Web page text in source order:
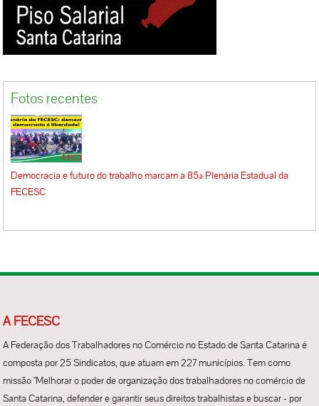
Fotos recentes
Democracia e futuro do trabalho marcam a 85ª Plenária Estadual da
FECESC
A FECESC
A Federação dos Trabalhadores no Comércio no Estado de Santa Catarina é
composta por 25 Sindicatos, que atuam em 227 municípios. Tem como
missão "Melhorar o poder de organização dos trabalhadores no comércio de
Santa Catarina, defender e garantir seus direitos trabalhistas e buscar - por